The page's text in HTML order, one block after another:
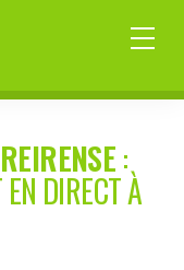
:
DIRECT À